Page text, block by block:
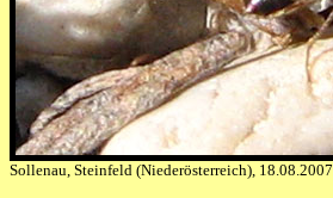
Sollenau, Steinfeld (Niederösterreich), 18.08.2007